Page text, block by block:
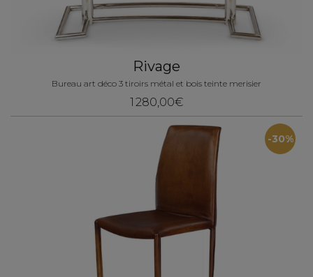
Rivage
Bureau art déco 3 tiroirs métal et bois teinte merisier
1 280,00€
-30%